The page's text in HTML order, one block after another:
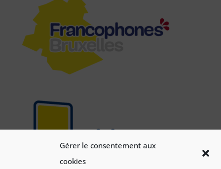
Gérer le consentement aux
cookies